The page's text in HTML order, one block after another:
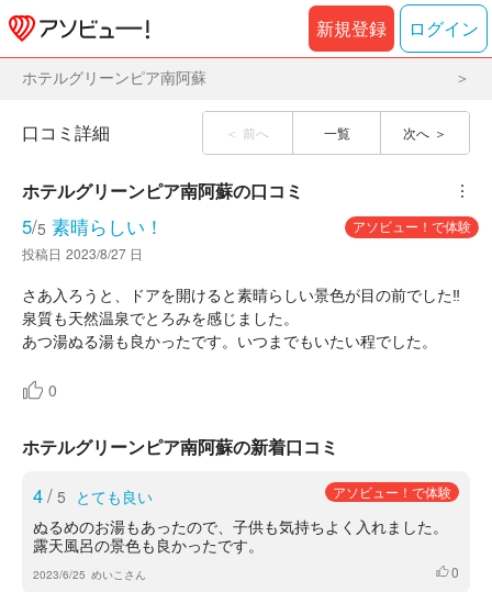
新規登録 ログイン
ホテルグリーンピア南阿蘇
前へ 一覧 次へ
口コミ詳細
ホテルグリーンピア南阿蘇の口コミ ︙
5/5 素晴らしい！
アソビュー！で体験
投稿日 2023/8/27 日
さあ入ろうと、ドアを開けると素晴らしい景色が目の前でした‼️
泉質も天然温泉でとろみを感じました。
あつ湯ぬる湯も良かったです。いつまでもいたい程でした。
0
ホテルグリーンピア南阿蘇の新着口コミ
4/ 5 とても良い アソビュー！で体験
ぬるめのお湯もあったので、子供も気持ちよく入れました。
露天風呂の景色も良かったです。
2023/6/25 めいこさん いいね
0